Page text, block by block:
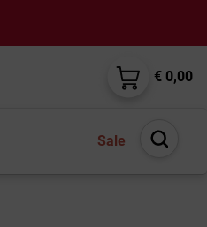
€ 0,00
Sale
Suche